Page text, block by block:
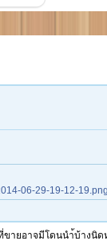
06-29-19-12-
ขายอาจมีโดนนำ้บ้างนิ